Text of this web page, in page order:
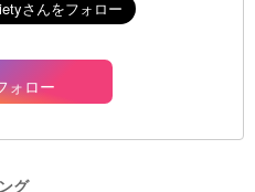
ォロー
グ